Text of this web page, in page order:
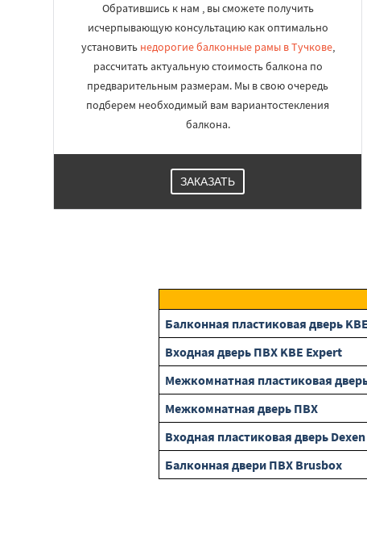
Обратившись к нам , вы сможете получить
исчерпывающую консультацию как оптимально
установить недорогие балконные рамы в Тучкове,
рассчитать актуальную стоимость балкона по
предварительным размерам. Мы в свою очередь
подберем необходимый вам вариантостекления
балкона.
ЗАКАЗАТЬ
Балконная пластиковая дверь KBE
Входная дверь ПВХ KBE Expert
Межкомнатная пластиковая дверь
Межкомнатная дверь ПВХ
Входная пластиковая дверь Dexen
Балконная двери ПВХ Brusbox